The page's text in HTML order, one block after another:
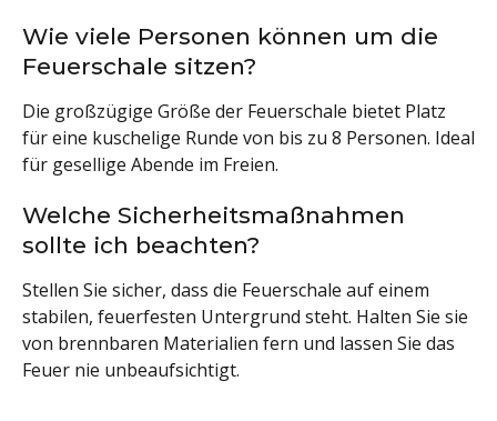
Wie viele Personen können um die
Feuerschale sitzen?
Die großzügige Größe der Feuerschale bietet Platz
für eine kuschelige Runde von bis zu 8 Personen. Ideal
für gesellige Abende im Freien.
Welche Sicherheitsmaßnahmen
sollte ich beachten?
Stellen Sie sicher, dass die Feuerschale auf einem
stabilen, feuerfesten Untergrund steht. Halten Sie sie
von brennbaren Materialien fern und lassen Sie das
Feuer nie unbeaufsichtigt.